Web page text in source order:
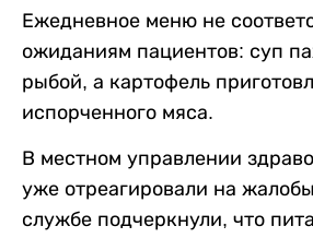
Ежедневное меню не
ожиданиям пациентов: суп
рыбой, а картофель
испорченного мяса.
В местном управлении
уже отреагировали на
службе подчеркнули, что